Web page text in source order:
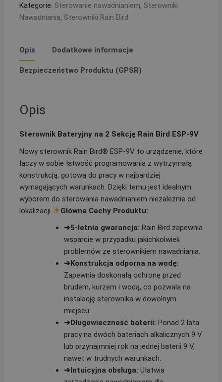
zewnętrzny
IP68
Kategorie: Sterowanie nawadnianiem, Sterowniki
Nawadniania, Sterowniki Rain Bird
Opis Dodatkowe informacje
Bezpieczeństwo Produktu (GPSR)
Opis
Sterownik Bateryjny na 2 Sekcję Rain Bird ESP-9V
Nowy sterownik Rain Bird® ESP-9V to urządzenie, które
łączy w sobie łatwość programowania z wytrzymałą
konstrukcją, gotową do pracy w najbardziej
wymagających warunkach. Dzięki temu jest idealnym
wyborem do sterowania nawadnianiem niezależnie od
lokalizacji.
Główne Cechy Produktu:
➔5-letnia gwarancja: Rain Bird zapewnia
wsparcie w przypadku jakichkolwiek
problemów ze sterownikiem nawadniania.
➔Konstrukcja odporna na wodę:
Zapewnia doskonałą ochronę przed
brudem, kurzem i wodą, co pozwala na
instalację sterownika w dowolnym
miejscu.
➔Długowieczność baterii: Ponad 2 lata
pracy na dwóch bateriach alkalicznych 9 V
lub przynajmniej rok na jednej baterii 9 V,
nawet w trudnych warunkach.
➔Intuicyjna obsługa: Ułatwia